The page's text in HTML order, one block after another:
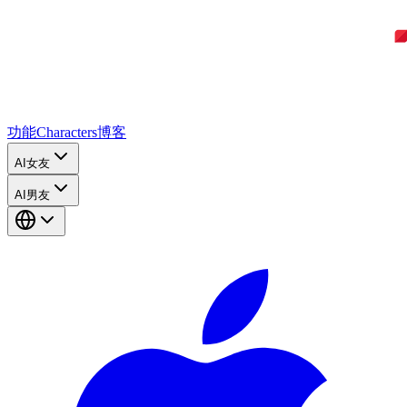
功能Characters博客
AI女友
AI男友